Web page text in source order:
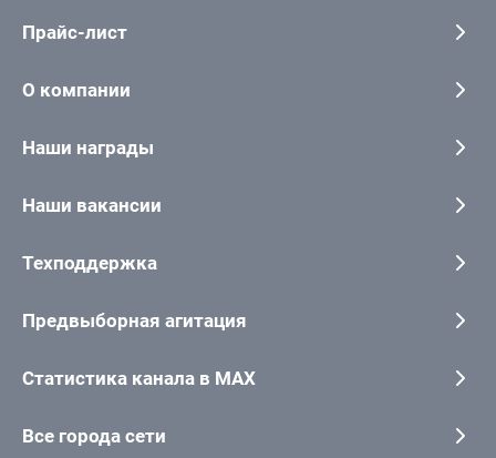
Прайс-лист
О компании
Наши награды
Наши вакансии
Техподдержка
Предвыборная агитация
Статистика канала в MAX
Все города сети